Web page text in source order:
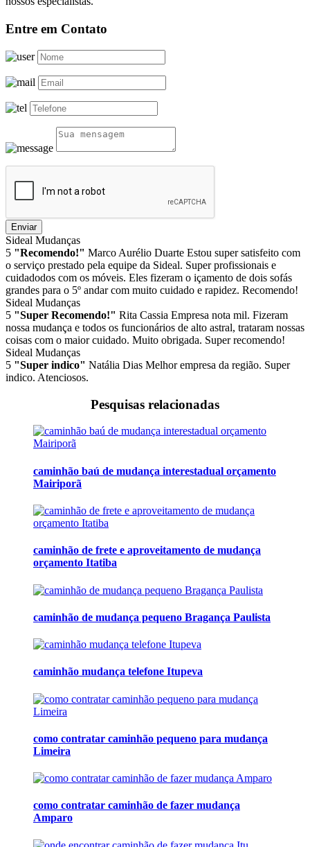
Entre em Contato
Enviar
Sideal Mudanças
5 "Recomendo!" Marco Aurélio Duarte Estou super satisfeito com
o serviço prestado pela equipe da Sideal. Super profissionais e
cuidadodos com os móveis. Eles fizeram o içamento de dois sofás
grandes para o 5º andar com muito cuidado e rapidez. Recomendo!
Sideal Mudanças
5 "Super Recomendo!" Rita Cassia Empresa nota mil. Fizeram
nossa mudança e todos os funcionários de alto astral, trataram nossas
coisas com o maior cuidado. Muito obrigada. Super recomendo!
Sideal Mudanças
5 "Super indico" Natália Dias Melhor empresa da região. Super
indico. Atenciosos.
Pesquisas relacionadas
caminhão baú de mudança interestadual orçamento
Mairiporã
caminhão de frete e aproveitamento de mudança
orçamento Itatiba
caminhão de mudança pequeno Bragança Paulista
caminhão mudança telefone Itupeva
como contratar caminhão pequeno para mudança
Limeira
como contratar caminhão de fazer mudança
Amparo